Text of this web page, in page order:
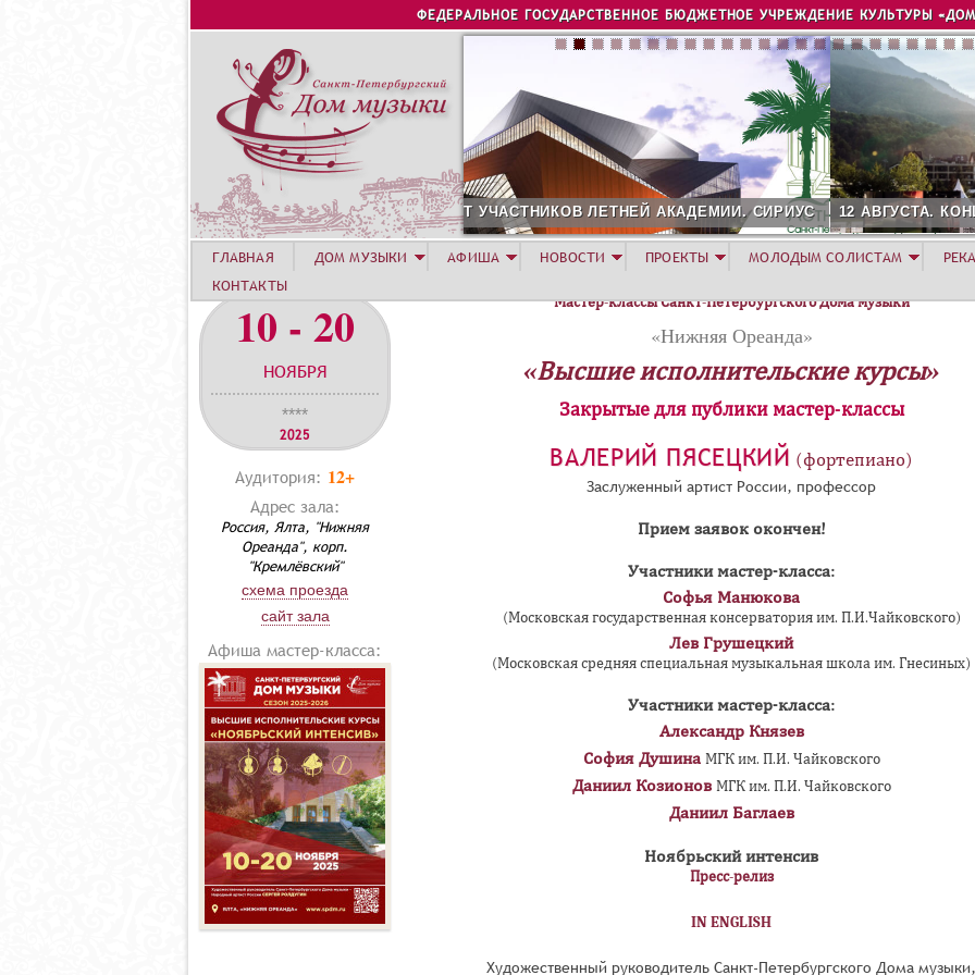
Jump to navigation
ФЕДЕРАЛЬНОЕ ГОСУДАРСТВЕННОЕ БЮДЖЕТНОЕ УЧРЕЖДЕНИЕ КУЛЬТУРЫ
6 АВГУСТА. КОНЦЕРТ УЧАСТНИКОВ ЛЕТНЕЙ АКАДЕМИИ. СИРИУС 12 АВГУСТА. КОНЦЕРТ ЛЕТНЕЙ АКАДЕМИИ. РОЗА
10 - 20
НОЯБРЯ
****
2025
Аудитория: 12+
Адрес зала:
Россия, Ялта, "Нижняя
Ореанда", корп.
"Кремлёвский"
схема проезда
сайт зала
Афиша мастер-класса:
Мастер-классы Санкт-Петербургского Дома музыки
«Нижняя Ореанда»
«Высшие исполнительские курсы»
Закрытые для публики мастер-классы
ВАЛЕРИЙ ПЯСЕЦКИЙ (фортепиано)
Заслуженный артист России, профессор
Прием заявок окончен!
Участники мастер-класса:
Софья Манюкова
(Московская государственная консерватория им. П.И.Чайковского)
Лев Грушецкий
(Московская средняя специальная музыкальная школа им. Гнесиных)
Участники мастер-класса:
Александр Князев
София Душина МГК им. П.И. Чайковского
Даниил Козионов МГК им. П.И. Чайковского
Даниил Баглаев
Ноябрьский интенсив
Пресс-релиз
IN ENGLISH
Художественный руководитель Санкт-Петербургского Дома музыки,
ГЛАВНАЯ ДОМ МУЗЫКИ АФИША НОВОСТИ ПРОЕКТЫ МОЛОДЫМ СОЛИСТАМ
КОНТАКТЫ